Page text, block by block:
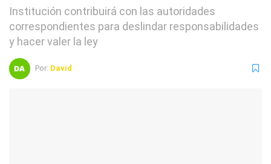
Institución contribuirá con las autoridades
correspondientes para deslindar responsabilidades
y hacer valer la ley
Por: David